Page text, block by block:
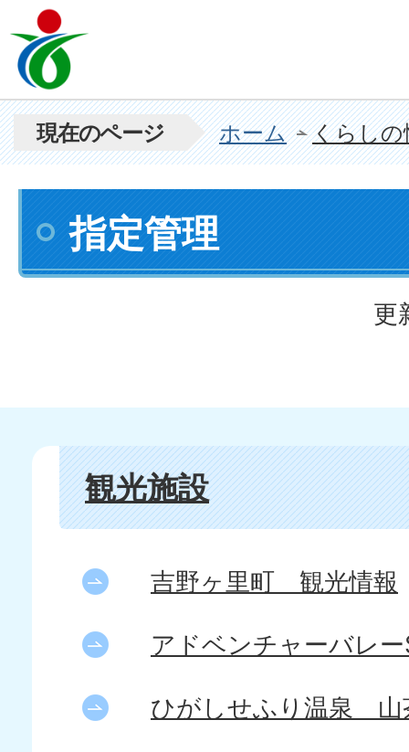
現在のページ ホーム くらしの
指定管理
更
観光施設
吉野ヶ里町 観光情報
アドベンチャーバレー
ひがしせふり温泉 山